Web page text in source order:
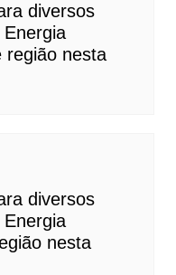
diversos
região nesta
diversos
nesta